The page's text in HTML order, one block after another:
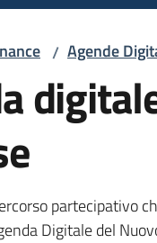
/ Agende
partecipativo
Digitale del